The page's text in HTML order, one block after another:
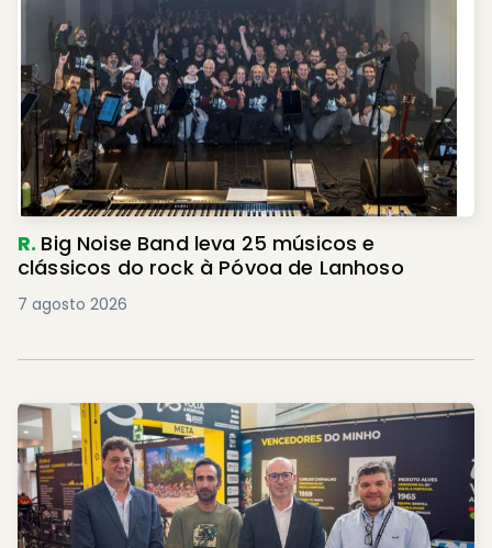
R. Big Noise Band leva 25 músicos e
clássicos do rock à Póvoa de Lanhoso
7 agosto 2026